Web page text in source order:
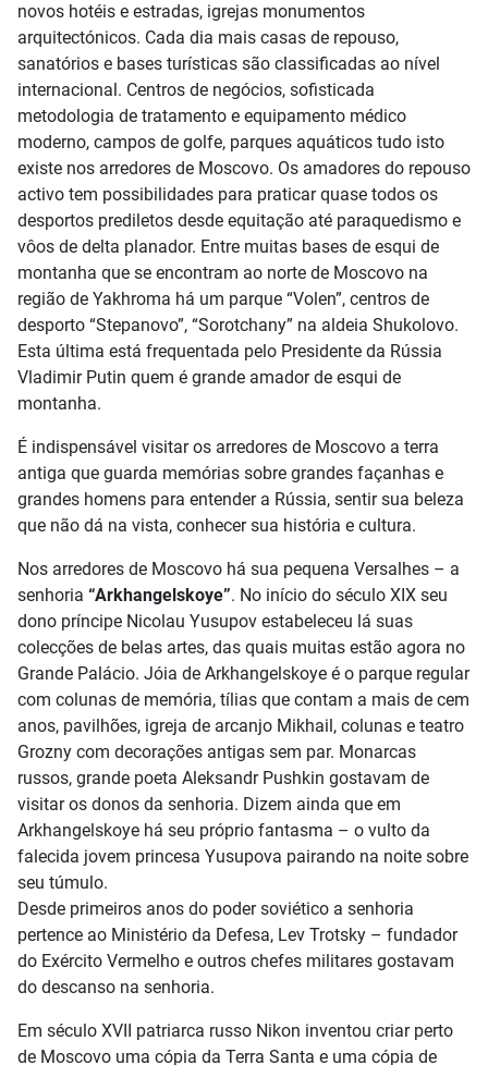
novos hotéis e estradas, igrejas monumentos
arquitectónicos. Cada dia mais casas de repouso,
sanatórios e bases turísticas são classificadas ao nível
internacional. Centros de negócios, sofisticada
metodologia de tratamento e equipamento médico
moderno, campos de golfe, parques aquáticos tudo isto
existe nos arredores de Moscovo. Os amadores do repouso
activo tem possibilidades para praticar quase todos os
desportos prediletos desde equitação até paraquedismo e
vôos de delta planador. Entre muitas bases de esqui de
montanha que se encontram ao norte de Moscovo na
região de Yakhroma há um parque “Volen”, centros de
desporto “Stepanovo”, “Sorotchany” na aldeia Shukolovo.
Esta última está frequentada pelo Presidente da Rússia
Vladimir Putin quem é grande amador de esqui de
montanha.
É indispensável visitar os arredores de Moscovo a terra
antiga que guarda memórias sobre grandes façanhas e
grandes homens para entender a Rússia, sentir sua beleza
que não dá na vista, conhecer sua história e cultura.
Nos arredores de Moscovo há sua pequena Versalhes – a
senhoria “Arkhangelskoye”. No início do século XIX seu
dono príncipe Nicolau Yusupov estabeleceu lá suas
colecções de belas artes, das quais muitas estão agora no
Grande Palácio. Jóia de Arkhangelskoye é o parque regular
com colunas de memória, tílias que contam a mais de cem
anos, pavilhões, igreja de arcanjo Mikhail, colunas e teatro
Grozny com decorações antigas sem par. Monarcas
russos, grande poeta Aleksandr Pushkin gostavam de
visitar os donos da senhoria. Dizem ainda que em
Arkhangelskoye há seu próprio fantasma – o vulto da
falecida jovem princesa Yusupova pairando na noite sobre
seu túmulo.
Desde primeiros anos do poder soviético a senhoria
pertence ao Ministério da Defesa, Lev Trotsky – fundador
do Exército Vermelho e outros chefes militares gostavam
do descanso na senhoria.
Em século XVII patriarca russo Nikon inventou criar perto
de Moscovo uma cópia da Terra Santa e uma cópia de